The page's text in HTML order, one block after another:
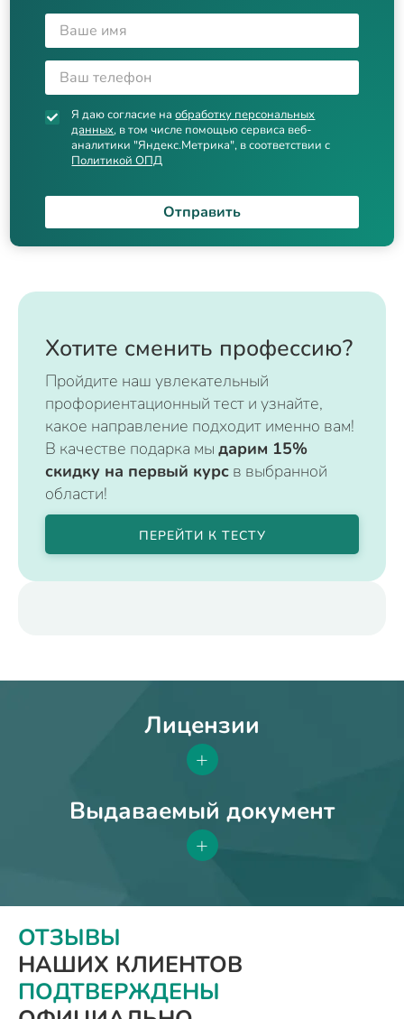
Я даю согласие наобработку персональных
данных, в том числе помощью сервиса веб-
аналитики "Яндекс.Метрика", в соответствии с
Политикой ОПД
Отправить
Хотите сменить профессию?
Пройдите наш увлекательный
профориентационный тест и узнайте,
какое направление подходит именно вам!
В качестве подарка мы дарим 15%
скидку на первый курс в выбранной
области!
ПЕРЕЙТИ К ТЕСТУ
Лицензии
+
Выдаваемый документ
+
ОТЗЫВЫ
НАШИХ КЛИЕНТОВ
ПОДТВЕРЖДЕНЫ